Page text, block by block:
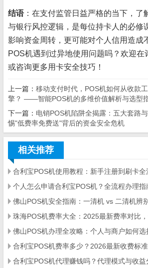
结语：在支付监管日益严格的当下，了
与银行风控逻辑，是每位持卡人的必修
影响资金周转，更可能对个人信用造成
POS机遇到过异地使用问题吗？欢迎在
或咨询更多用卡安全技巧！
上一篇： 移动支付时代，POS机如何从收款
擎？ ——智能POS机的多维价值解析与选型
下一篇： 电销POS机陷阱全揭露：五大套路
惕"低费率免费送"背后的资金安全危机
相关推荐
合利宝POS机使用教程：新手注册到刷卡全
个人怎么申请合利宝POS机？全流程办理指
佛山POS机安全指南：一清机 vs 二清机辨
珠海POS机费率大全：2025最新费率对比
佛山POS机办理全攻略：个人与商户如何
合利宝POS机代理赚钱吗？代理模式与收益